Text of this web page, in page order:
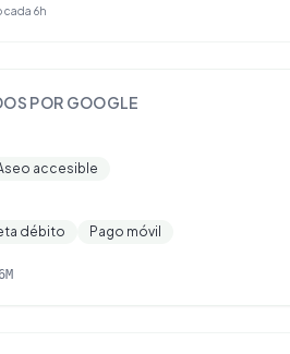
cada 6h
POR GOOGLE
accesible
débito Pago móvil